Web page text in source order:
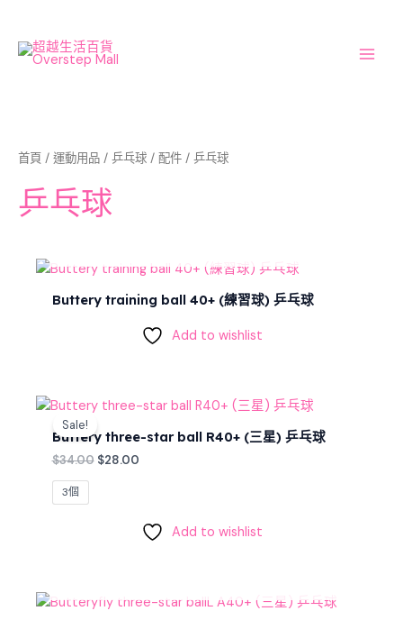
content
首頁 / 運動用品 / 乒乓球 / 配件 / 乒乓球
乒乓球
Buttery training ball 40+ (練習球) 乒乓球
Add to wishlist
Sale!
Buttery three-star ball R40+ (三星) 乒乓球
$34.00
Original
was:
$34.00.
$28.00
Current
is:
3個
Add to wishlist